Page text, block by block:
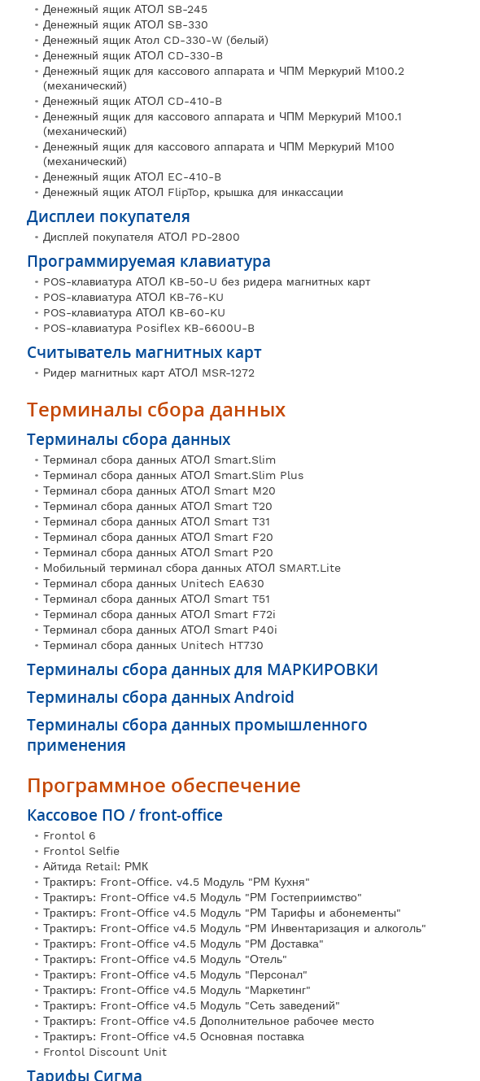
Денежный ящик АТОЛ SB-245
Денежный ящик АТОЛ SB-330
Денежный ящик Атол CD-330-W (белый)
Денежный ящик АТОЛ CD-330-B
Денежный ящик для кассового аппарата и ЧПМ Меркурий М100.2
(механический)
Денежный ящик АТОЛ CD-410-B
Денежный ящик для кассового аппарата и ЧПМ Меркурий М100.1
(механический)
Денежный ящик для кассового аппарата и ЧПМ Меркурий М100
(механический)
Денежный ящик АТОЛ EC-410-B
Денежный ящик АТОЛ FlipTop, крышка для инкассации
Дисплеи покупателя
Дисплей покупателя АТОЛ PD-2800
Программируемая клавиатура
POS-клавиатура АТОЛ KB-50-U без ридера магнитных карт
POS-клавиатура АТОЛ KB-76-KU
POS-клавиатура АТОЛ KB-60-KU
POS-клавиатура Posiflex KB-6600U-B
Считыватель магнитных карт
Ридер магнитных карт АТОЛ MSR-1272
Терминалы сбора данных
Терминалы сбора данных
Терминал сбора данных АТОЛ Smart.Slim
Терминал сбора данных АТОЛ Smart.Slim Plus
Терминал сбора данных АТОЛ Smart M20
Терминал сбора данных АТОЛ Smart T20
Терминал сбора данных АТОЛ Smart T31
Терминал сбора данных АТОЛ Smart F20
Терминал сбора данных АТОЛ Smart P20
Мобильный терминал сбора данных АТОЛ SMART.Lite
Терминал сбора данных Unitech EA630
Терминал сбора данных АТОЛ Smart T51
Терминал сбора данных АТОЛ Smart F72i
Терминал сбора данных АТОЛ Smart P40i
Терминал сбора данных Unitech HT730
Терминалы сбора данных для МАРКИРОВКИ
Терминалы сбора данных Android
Терминалы сбора данных промышленного
применения
Программное обеспечение
Кассовое ПО / front-office
Frontol 6
Frontol Selfie
Айтида Retail: РМК
Трактиръ: Front-Office. v4.5 Модуль "РМ Кухня"
Трактиръ: Front-Office v4.5 Модуль "РМ Гостеприимство"
Трактиръ: Front-Office v4.5 Модуль "РМ Тарифы и абонементы"
Трактиръ: Front-Office v4.5 Модуль "РМ Инвентаризация и алкоголь"
Трактиръ: Front-Office v4.5 Модуль "РМ Доставка"
Трактиръ: Front-Office v4.5 Модуль "Отель"
Трактиръ: Front-Office v4.5 Модуль "Персонал"
Трактиръ: Front-Office v4.5 Модуль "Маркетинг"
Трактиръ: Front-Office v4.5 Модуль "Сеть заведений"
Трактиръ: Front-Office v4.5 Дополнительное рабочее место
Трактиръ: Front-Office v4.5 Основная поставка
Frontol Discount Unit
Тарифы Сигма